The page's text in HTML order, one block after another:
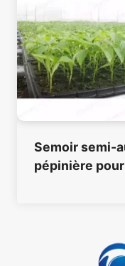
Semoir semi-
pépinière